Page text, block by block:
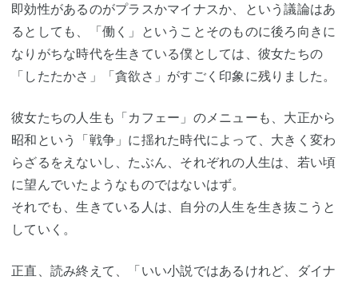
即効性があるのがプラスかマイナスか、という議論はあ
るとしても、「働く」ということそのものに後ろ向きに
なりがちな時代を生きている僕としては、彼女たちの
「したたかさ」「貪欲さ」がすごく印象に残りました。
彼女たちの人生も「カフェー」のメニューも、大正から
昭和という「戦争」に揺れた時代によって、大きく変わ
らざるをえないし、たぶん、それぞれの人生は、若い頃
に望んでいたようなものではないはず。
それでも、生きている人は、自分の人生を生き抜こうと
していく。
正直、読み終えて、「いい小説ではあるけれど、ダイナ